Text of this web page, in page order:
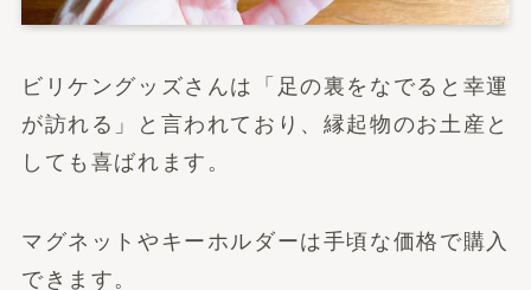
ビリケングッズさんは「足の裏をなでると幸運
が訪れる」と言われており、縁起物のお土産と
しても喜ばれます。
マグネットやキーホルダーは手頃な価格で購入
できます。